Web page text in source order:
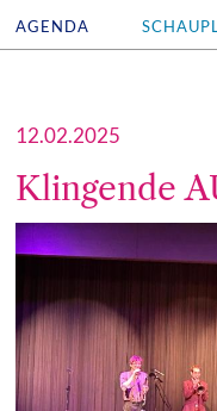
AGENDA
12.02.2025
Klingende